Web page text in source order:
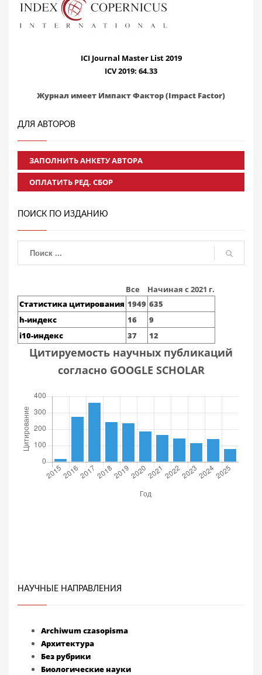
ICI Journal Master List 2019
ICV 2019: 64.33
Журнал имеет Импакт Фактор (Impact Factor)
ДЛЯ АВТОРОВ
ЗАПОЛНИТЬ АНКЕТУ АВТОРА
ОПЛАТИТЬ РЕД. СБОР
ПОИСК ПО ИЗДАНИЮ
Все
Начиная с 2021 г.
Статистика цитирования 1949 635
h-индекс
16
9
i10-индекс
37 12
Цитируемость научных публикаций
согласно GOOGLE SCHOLAR
НАУЧНЫЕ НАПРАВЛЕНИЯ
Archiwum czasopisma
Архитектура
Без рубрики
Биологические науки